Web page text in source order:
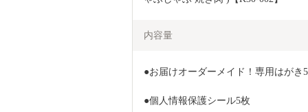
内容量
●お届けオーダーメイド！専用はがき
●個人情報保護シール5枚